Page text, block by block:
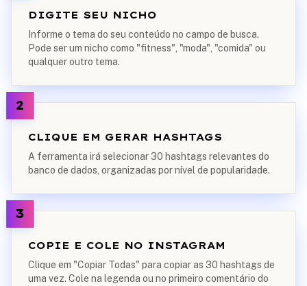
DIGITE SEU NICHO
Informe o tema do seu conteúdo no campo de busca.
Pode ser um nicho como "fitness", "moda", "comida" ou
qualquer outro tema.
2
CLIQUE EM GERAR HASHTAGS
A ferramenta irá selecionar 30 hashtags relevantes do
banco de dados, organizadas por nível de popularidade.
3
COPIE E COLE NO INSTAGRAM
Clique em "Copiar Todas" para copiar as 30 hashtags de
uma vez. Cole na legenda ou no primeiro comentário do